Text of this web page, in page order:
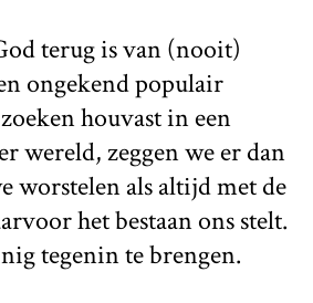
terug is van (nooit)
ongekend populair
houvast in een
wereld, zeggen we er dan
worstelen als altijd met de
het bestaan ons stelt.
tegenin te brengen.